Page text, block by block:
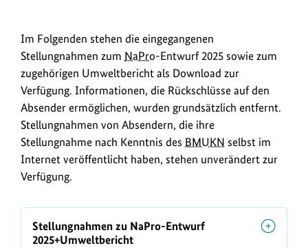
Im Folgenden stehen die eingegangenen
Stellungnahmen zum NaPro-Entwurf 2025 sowie zum
zugehörigen Umweltbericht als Download zur
Verfügung. Informationen, die Rückschlüsse auf den
Absender ermöglichen, wurden grundsätzlich entfernt.
Stellungnahmen von Absendern, die ihre
Stellungnahme nach Kenntnis des BMUKN selbst im
Internet veröffentlicht haben, stehen unverändert zur
Verfügung.
Stellungnahmen zu NaPro-Entwurf
2025+Umweltbericht